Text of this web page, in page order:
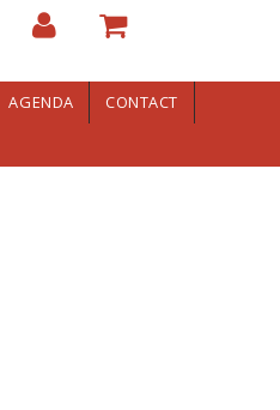
AGENDA
CONTACT